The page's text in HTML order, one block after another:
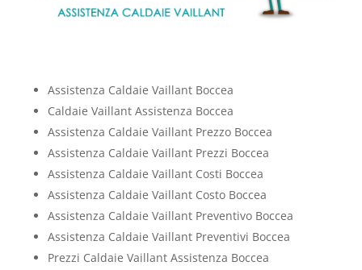
Assistenza Caldaie Vaillant Boccea
Caldaie Vaillant Assistenza Boccea
Assistenza Caldaie Vaillant Prezzo Boccea
Assistenza Caldaie Vaillant Prezzi Boccea
Assistenza Caldaie Vaillant Costi Boccea
Assistenza Caldaie Vaillant Costo Boccea
Assistenza Caldaie Vaillant Preventivo Boccea
Assistenza Caldaie Vaillant Preventivi Boccea
Prezzi Caldaie Vaillant Assistenza Boccea